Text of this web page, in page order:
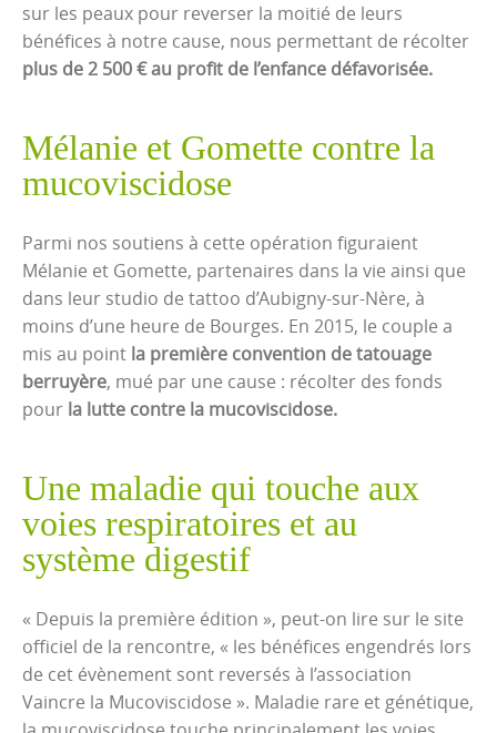
sur les peaux pour reverser la moitié de leurs
bénéfices à notre cause, nous permettant de récolter
plus de 2 500 € au profit de l’enfance défavorisée.
Mélanie et Gomette contre la
mucoviscidose
Parmi nos soutiens à cette opération figuraient
Mélanie et Gomette, partenaires dans la vie ainsi que
dans leur studio de tattoo d’Aubigny-sur-Nère, à
moins d’une heure de Bourges. En 2015, le couple a
mis au point la première convention de tatouage
berruyère, mué par une cause : récolter des fonds
pour la lutte contre la mucoviscidose.
Une maladie qui touche aux
voies respiratoires et au
système digestif
« Depuis la première édition », peut-on lire sur le site
officiel de la rencontre, « les bénéfices engendrés lors
de cet évènement sont reversés à l’association
Vaincre la Mucoviscidose ». Maladie rare et génétique,